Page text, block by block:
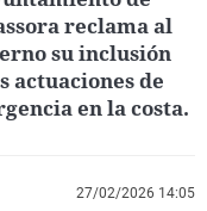
reclama al
su inclusión
actuaciones de
en la costa.
27/02/2026 14:05